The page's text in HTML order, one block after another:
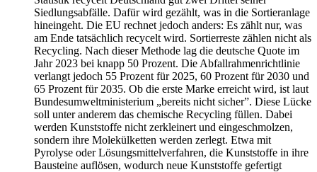
Siedlungsabfälle. Dafür wird gezählt, was in die Sortieranlage
hineingeht. Die EU rechnet jedoch anders: Es zählt nur, was
am Ende tatsächlich recycelt wird. Sortierreste zählen nicht als
Recycling. Nach dieser Methode lag die deutsche Quote im
Jahr 2023 bei knapp 50 Prozent. Die Abfallrahmenrichtlinie
verlangt jedoch 55 Prozent für 2025, 60 Prozent für 2030 und
65 Prozent für 2035. Ob die erste Marke erreicht wird, ist laut
Bundesumweltministerium „bereits nicht sicher”. Diese Lücke
soll unter anderem das chemische Recycling füllen. Dabei
werden Kunststoffe nicht zerkleinert und eingeschmolzen,
sondern ihre Molekülketten werden zerlegt. Etwa mit
Pyrolyse oder Lösungsmittelverfahren, die Kunststoffe in ihre
Bausteine auflösen, wodurch neue Kunststoffe gefertigt